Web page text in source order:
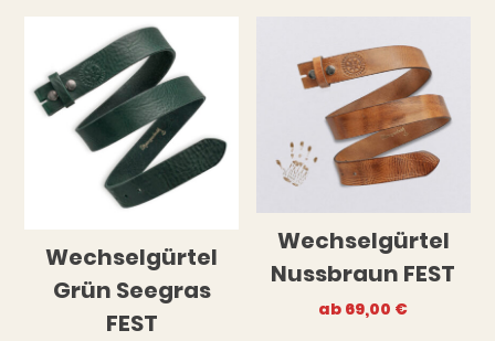
Wechselgürtel
Grün Seegras
FEST
Wechselgürtel
Nussbraun FEST
ab 69,00 €